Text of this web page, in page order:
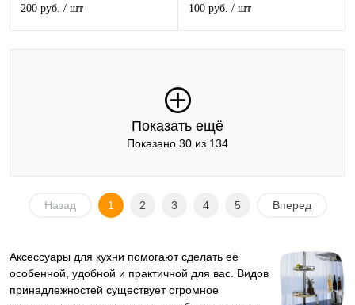
200 руб. / шт 100 руб. / шт
Показать ещё
Показано 30 из 134
Назад 1 2 3 4 5 Вперед
Аксессуары для кухни помогают сделать её
особенной, удобной и практичной для вас. Видов
принадлежностей существует огромное